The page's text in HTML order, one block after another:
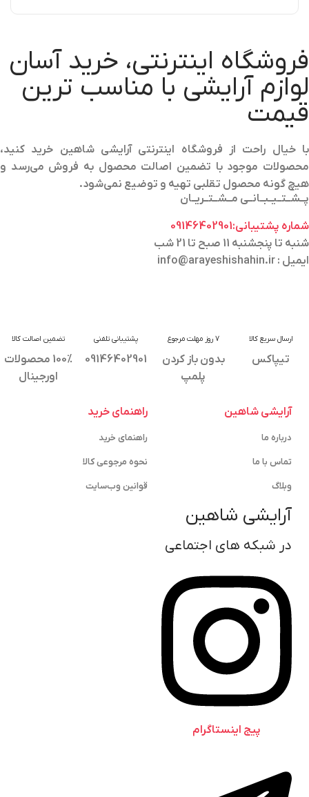
فروشگاه اینترنتی، خرید آسان
لوازم آرایشی با مناسب ترین
قیمت
با خیال راحت از فروشگاه اینترنتی آرایشی شاهین خرید کنید،
محصولات موجود با تضمین اصالت محصول به فروش می‌رسد و
هیچ گونه محصول تقلبی تهیه و توضیع نمی‌شود.
پــشــتــیــبــانــی مــشــتــریــان
شماره پشتیبانی:09146402901
شنبه تا پنجشنبه 11 صبح تا 21 شب
ایمیل : info@arayeshishahin.ir
ارسال سریع کالا
تیپاکس
7 روز مهلت مرجوع
بدون باز کردن
پلمپ
پشتیبانی تلفنی
09146402901
تضمین اصالت کالا
100% محصولات
اورجینال
آرایشی شاهین
درباره ما
تماس با ما
وبلاگ
آرایشی شاهین
در شبکه های اجتماعی
پیج اینستاگرام
راهنمای خرید
راهنمای خرید
نحوه مرجوعی کالا
قوانین وب‌سایت